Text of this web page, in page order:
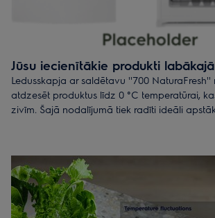
Jūsu iecienītākie produkti
Ledusskapja ar saldētavu ''700
atdzesēt produktus līdz 0 °C temperatūrai,
zivīm. Šajā nodalījumā tiek radīti ideāli
kura garšo un izskatās kā tikko no veikala.